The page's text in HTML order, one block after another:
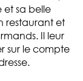
sa belle
restaurant et
Il leur
sur le compte